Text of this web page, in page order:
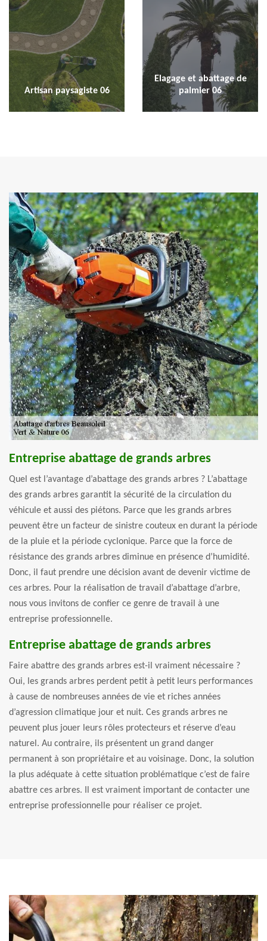
Artisan paysagiste 06
Elagage et abattage de
palmier 06
Entreprise abattage de grands arbres
Quel est l’avantage d’abattage des grands arbres ? L’abattage
des grands arbres garantit la sécurité de la circulation du
véhicule et aussi des piétons. Parce que les grands arbres
peuvent être un facteur de sinistre couteux en durant la période
de la pluie et la période cyclonique. Parce que la force de
résistance des grands arbres diminue en présence d’humidité.
Donc, il faut prendre une décision avant de devenir victime de
ces arbres. Pour la réalisation de travail d’abattage d’arbre,
nous vous invitons de confier ce genre de travail à une
entreprise professionnelle.
Entreprise abattage de grands arbres
Faire abattre des grands arbres est-il vraiment nécessaire ?
Oui, les grands arbres perdent petit à petit leurs performances
à cause de nombreuses années de vie et riches années
d’agression climatique jour et nuit. Ces grands arbres ne
peuvent plus jouer leurs rôles protecteurs et réserve d’eau
naturel. Au contraire, ils présentent un grand danger
permanent à son propriétaire et au voisinage. Donc, la solution
la plus adéquate à cette situation problématique c’est de faire
abattre ces arbres. Il est vraiment important de contacter une
entreprise professionnelle pour réaliser ce projet.